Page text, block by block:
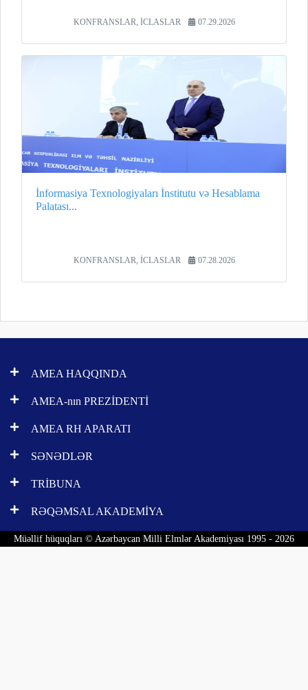
KONFRANSLAR, İCLASLAR 07.29.2026
İnformasiya Texnologiyaları İnstitutu və Hesablama
Palatası...
KONFRANSLAR, İCLASLAR 07.28.2026
AMEA HAQQINDA
AMEA-nın PREZİDENTİ
AMEA RH APARATI
SƏNƏDLƏR
TRİBUNA
RƏQƏMSAL AKADEMİYA
Müəllif hüquqları © Azərbaycan Milli Elmlər Akademiyası 1995 - 2026